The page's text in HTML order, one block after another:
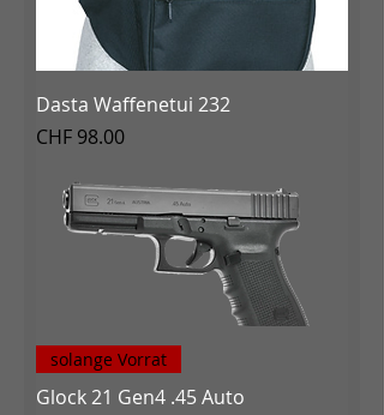
Dasta Waffenetui 232
Preis
CHF 98.00
solange Vorrat
Glock 21 Gen4 .45 Auto